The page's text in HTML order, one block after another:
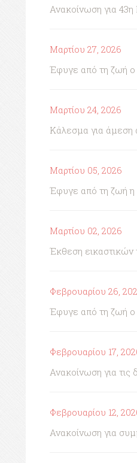
Ανακοίνωση για
Μαρτίου 27, 2026
Έφυγε από τη ζωή ο
Μαρτίου 24, 2026
Κάλεσμα για
Μαρτίου 05, 2026
Έφυγε από τη ζωή η
Μαρτίου 02, 2026
Έκθεση εικαστικών
Φεβρουαρίου 26,
Έφυγε από τη ζωή ο
Φεβρουαρίου 17,
Ανακοίνωση για τις
Φεβρουαρίου 12,
Ανακοίνωση για